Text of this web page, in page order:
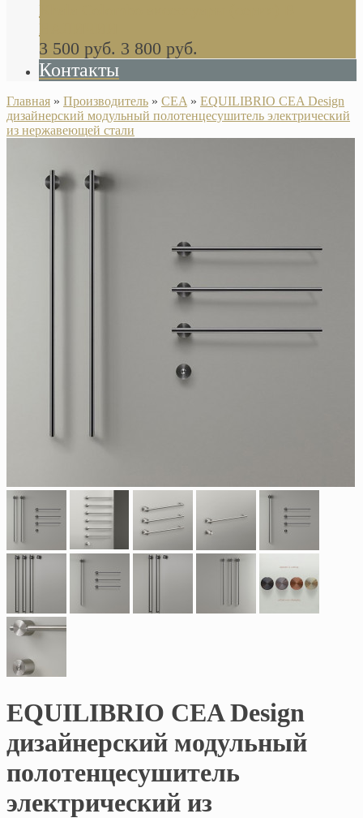
Khala Colombo аксессуары (серия) В
НАЛИЧИИ
3 500 руб. 3 800 руб.
Контакты
Главная » Производитель » CEA » EQUILIBRIO CEA Design
дизайнерский модульный полотенцесушитель электрический
из нержавеющей стали
EQUILIBRIO CEA Design
дизайнерский модульный
полотенцесушитель
электрический из